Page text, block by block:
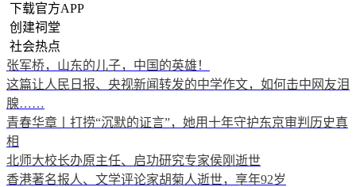
下载官方APP
创建祠堂
社会热点
张军桥，山东的儿子，中国的英雄！
这篇让人民日报、央视新闻转发的中学作文，如何击中网友泪
腺……
青春华章丨打捞“沉默的证言”，她用十年守护东京审判历史真
相
北师大校长办原主任、启功研究专家侯刚逝世
香港著名报人、文学评论家胡菊人逝世，享年92岁